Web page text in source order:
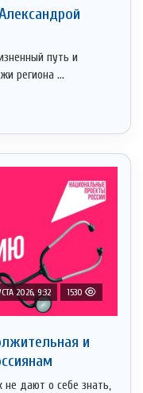
путь и
региона ...
2026, 9:32 1530
и
не дают о себе знать,